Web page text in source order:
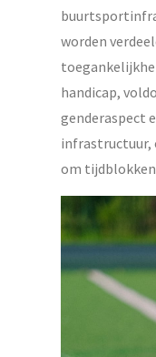
worden
handicap,
genderaspect
infrastructuur,
om tijdblokken